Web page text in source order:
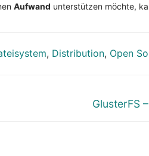
Aufwand unterstützen möchte,
, Distribution, Open
Nächster
GlusterFS